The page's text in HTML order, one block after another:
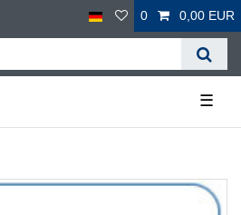
0 0,00 EUR
☰